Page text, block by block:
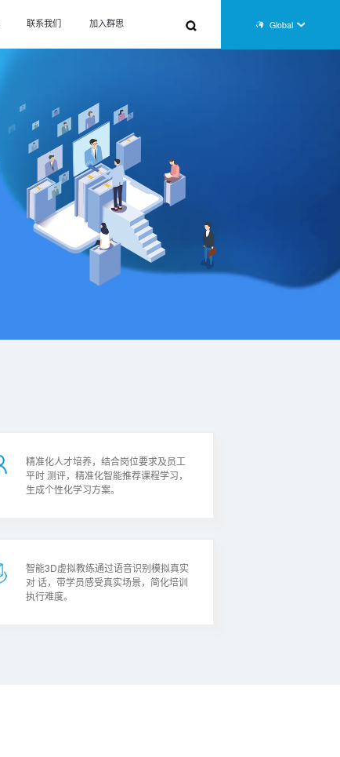
联系我们 加入群思 Global
精准化人才培养，结合岗位要求及员工
平时 测评，精准化智能推荐课程学习，
生成个性化学习方案。
智能3D虚拟教练通过语音识别模拟真实
对 话，带学员感受真实场景，简化培训
执行难度。